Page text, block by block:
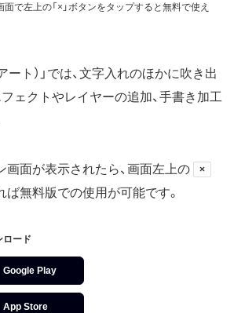
で左上の「×」ボタンをタップすると無料で使え
ート）」では、文字入れのほかに吹き出
ェクトやレイヤーの追加、手書き加工
画面が表示されたら、画面左上の ×
無料版での使用が可能です。
ロード
Google Play
App Store